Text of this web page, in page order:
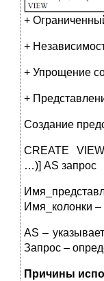
+
+
+ Упрощение
+
Создание
CREATE
…)] AS запрос
Имя_колонки –
AS –
Запрос –
Причины